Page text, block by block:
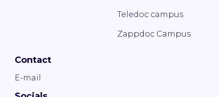
Teledoc campus
Zappdoc Campus
Contact
E-mail